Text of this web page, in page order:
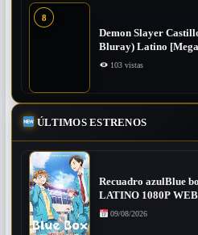
8
Demon Slayer
Bluray) Latino
103 vistas
ÚLTIMOS ESTRENOS
Recuadro azulBlue
LATINO 1080P
09/08/2026